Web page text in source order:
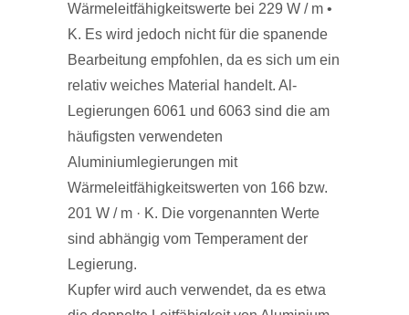
Wärmeleitfähigkeitswerte bei 229 W / m •
K. Es wird jedoch nicht für die spanende
Bearbeitung empfohlen, da es sich um ein
relativ weiches Material handelt. Al-
Legierungen 6061 und 6063 sind die am
häufigsten verwendeten
Aluminiumlegierungen mit
Wärmeleitfähigkeitswerten von 166 bzw.
201 W / m · K. Die vorgenannten Werte
sind abhängig vom Temperament der
Legierung.
Kupfer wird auch verwendet, da es etwa